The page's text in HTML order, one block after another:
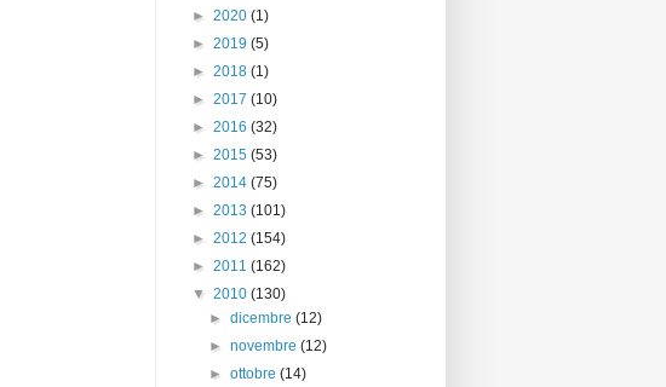
► 2020 (1)
► 2019 (5)
► 2018 (1)
► 2017 (10)
► 2016 (32)
► 2015 (53)
► 2014 (75)
► 2013 (101)
► 2012 (154)
► 2011 (162)
▼ 2010 (130)
►dicembre(12)
►novembre(12)
►ottobre(14)